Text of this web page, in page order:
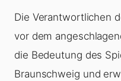
Die Verantwortlichen
vor dem
die Bedeutung des
Braunschweig und